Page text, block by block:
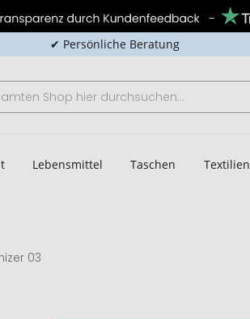
✔ Persönliche Beratung
Lebensmittel Taschen Textilien
03